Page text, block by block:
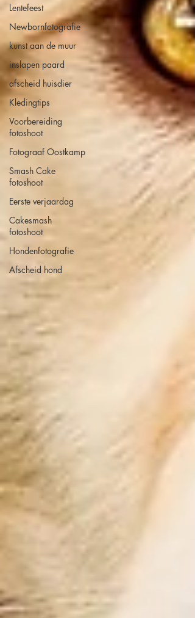
Lentefeest
Newbornfotografie
kunst aan de muur
inslapen paard
afscheid huisdier
Kledingtips
Voorbereiding
fotoshoot
Fotograaf Oostkamp
Smash Cake
fotoshoot
Eerste verjaardag
Cakesmash
fotoshoot
Hondenfotografie
Afscheid hond